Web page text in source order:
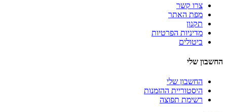
צרו קשר
מפת האתר
תקנון
מדיניות הפרטיות
ביטולים
החשבון שלי
החשבון שלי
היסטוריית ההזמנות
רשימת תפוצה